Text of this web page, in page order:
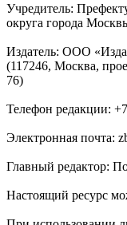
Учредитель:
округа города
Издатель: ООО
(117246, Москва,
76)
Телефон редакции:
Электронная почта:
Главный редактор:
Настоящий ресурс